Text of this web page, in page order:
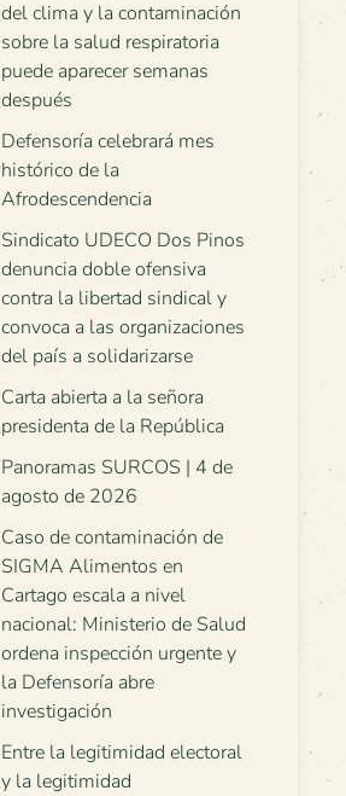
del clima y la contaminación
sobre la salud respiratoria
puede aparecer semanas
después
Defensoría celebrará mes
histórico de la
Afrodescendencia
Sindicato UDECO Dos Pinos
denuncia doble ofensiva
contra la libertad sindical y
convoca a las organizaciones
del país a solidarizarse
Carta abierta a la señora
presidenta de la República
Panoramas SURCOS | 4 de
agosto de 2026
Caso de contaminación de
SIGMA Alimentos en
Cartago escala a nivel
nacional: Ministerio de Salud
ordena inspección urgente y
la Defensoría abre
investigación
Entre la legitimidad electoral
y la legitimidad